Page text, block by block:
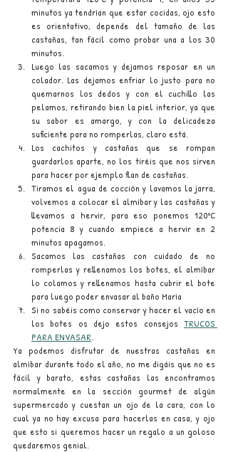
minutos ya tendrían que estar cocidas, ojo esto
es orientativo, depende del tamaño de las
castañas, tan fácil como probar una a los 30
minutos.
Luego las sacamos y dejamos reposar en un
colador. Las dejamos enfriar lo justo para no
quemarnos los dedos y con el cuchillo las
pelamos, retirando bien la piel interior, ya que
su sabor es amargo, y con la delicadeza
suficiente para no romperlas, claro está.
Los cachitos y castañas que se rompan
guardarlos aparte, no los tiréis que nos sirven
para hacer por ejemplo flan de castañas.
Tiramos el agua de cocción y lavamos la jarra,
volvemos a colocar el almíbar y las castañas y
llevamos a hervir, para eso ponemos 120ºC
potencia 8 y cuando empiece a hervir en 2
minutos apagamos.
Sacamos las castañas con cuidado de no
romperlas y rellenamos los botes, el almíbar
lo colamos y rellenamos hasta cubrir el bote
para luego poder envasar al baño María
Si no sabéis como conservar y hacer el vacío en
los botes os dejo estos consejos TRUCOS
PARA ENVASAR.
Ya podemos disfrutar de nuestras castañas en
almíbar durante todo el año, no me digáis que no es
fácil y barato, estas castañas las encontramos
normalmente en la sección gourmet de algún
supermercado y cuestan un ojo de la cara, con lo
cual ya no hay excusa para hacerlas en casa, y ojo
que esto si queremos hacer un regalo a un goloso
quedaremos genial.